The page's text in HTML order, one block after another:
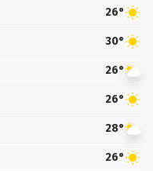
26°
30°
26°
26°
28°
26°